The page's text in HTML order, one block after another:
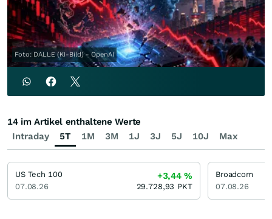
Foto: DALLE (KI-Bild) - OpenAI
Intraday 5T 1M 3M 1J 3J 5J 10J Max
14 im Artikel enthaltene Werte
US Tech 100
07.08.26
+3,44%
29.728,93 PKT
Broadcom
07.08.26